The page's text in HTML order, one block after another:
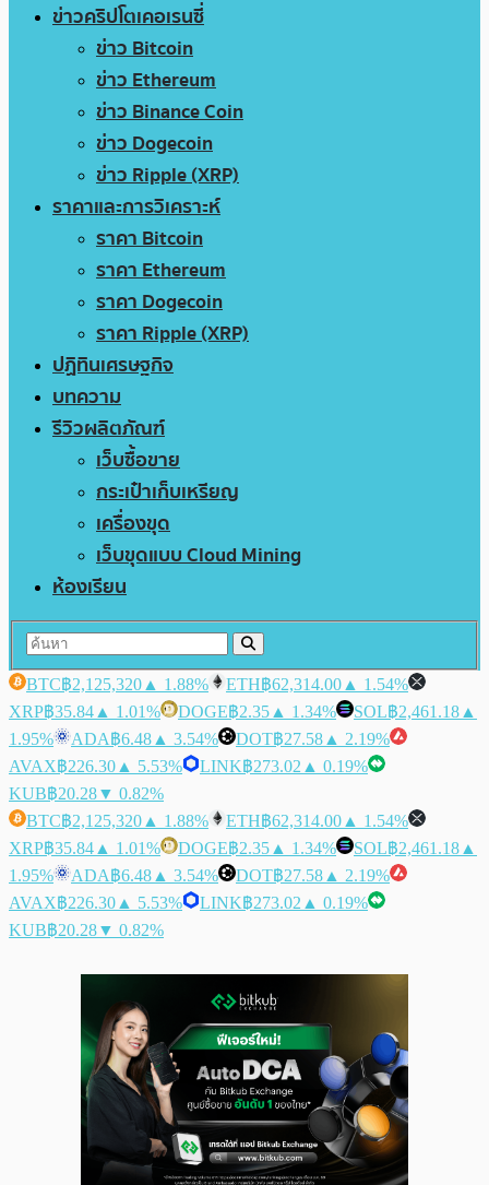
ข่าวคริปโตเคอเรนซี่
ข่าว Bitcoin
ข่าว Ethereum
ข่าว Binance Coin
ข่าว Dogecoin
ข่าว Ripple (XRP)
ราคาและการวิเคราะห์
ราคา Bitcoin
ราคา Ethereum
ราคา Dogecoin
ราคา Ripple (XRP)
ปฏิทินเศรษฐกิจ
บทความ
รีวิวผลิตภัณฑ์
เว็บซื้อขาย
กระเป๋าเก็บเหรียญ
เครื่องขุด
เว็บขุดแบบ Cloud Mining
ห้องเรียน
BTC฿2,125,320 ▲ 1.88% ETH฿62,314.00 ▲ 1.54%
XRP฿35.84 ▲ 1.01% DOGE฿2.35 ▲ 1.34% SOL฿2,461.18 ▲
1.95%
ADA฿6.48 ▲ 3.54% DOT฿27.58 ▲ 2.19%
AVAX฿226.30 ▲ 5.53% LINK฿273.02 ▲ 0.19%
KUB฿20.28▼ 0.82%
BTC฿2,125,320 ▲ 1.88% ETH฿62,314.00 ▲ 1.54%
XRP฿35.84 ▲ 1.01% DOGE฿2.35 ▲ 1.34% SOL฿2,461.18 ▲
1.95%
ADA฿6.48 ▲ 3.54% DOT฿27.58 ▲ 2.19%
AVAX฿226.30 ▲ 5.53% LINK฿273.02 ▲ 0.19%
KUB฿20.28▼ 0.82%